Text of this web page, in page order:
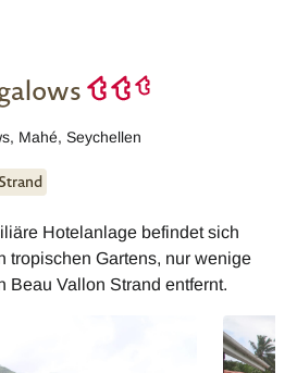
, Mahé,Seychellen
Hotelanlage befindet sich
tropischen Gartens, nur wenige
Beau Vallon Strand entfernt.